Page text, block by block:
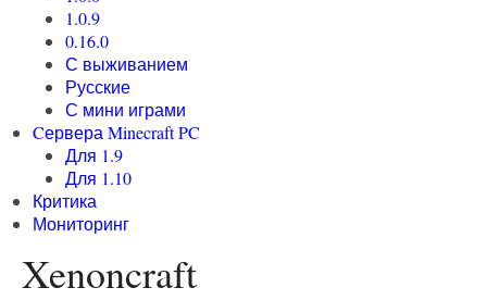
1.0.9
0.16.0
С выживанием
Русские
С мини играми
Cервера Minecraft PC
Для 1.9
Для 1.10
Критика
Мониторинг
Xenoncraft